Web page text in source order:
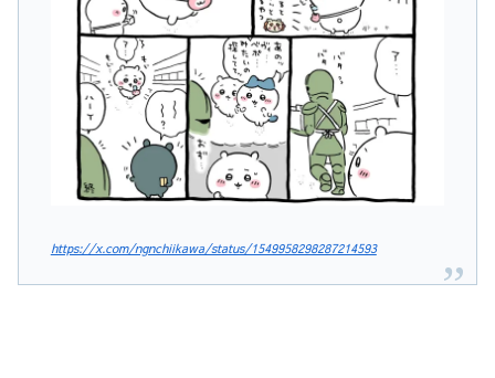
https://x.com/ngnchiikawa/status/1549958298287214593